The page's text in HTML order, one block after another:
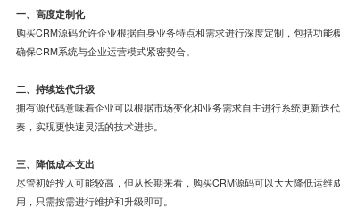
一、高度定制化
购买CRM源码允许企业根据自身业务特点和需求进行深度定制，包括功能
确保CRM系统与企业运营模式紧密契合。
二、持续迭代升级
拥有源代码意味着企业可以根据市场变化和业务需求自主进行系统更新迭
奏，实现更快速灵活的技术进步。
三、降低成本支出
尽管初始投入可能较高，但从长期来看，购买CRM源码可以大大降低运维
用，只需按需进行维护和升级即可。